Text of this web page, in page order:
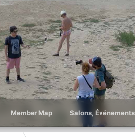
Member Map Salons, Événements